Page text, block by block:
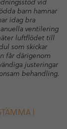
barn hamnar
idag bra
ventilering
luftflödet till
som skickar
får därigenom
justeringar
behandling.
I